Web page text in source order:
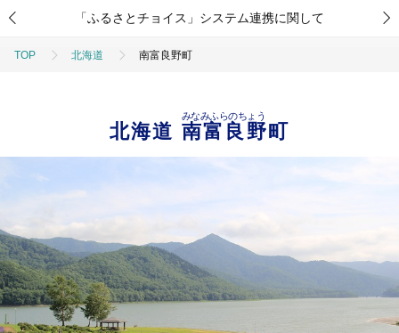
「ふるさとチョイス」システム連携に関して
TOP 北海道 南富良野町
北海道 南富良野町
みなみふらのちょう